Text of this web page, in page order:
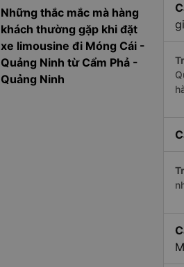
Những thắc mắc mà hàng
khách thường gặp khi đặt
xe limousine đi Móng Cái -
Quảng Ninh từ Cẩm Phả -
Quảng Ninh